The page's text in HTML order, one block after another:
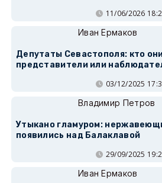
11/06/2026
Иван Ермаков
Депутаты Севастополя: кто
представители или
03/12/2025
Владимир Петров
Утыкано гламуром:
появились над Балаклавой
29/09/2025
Иван Ермаков